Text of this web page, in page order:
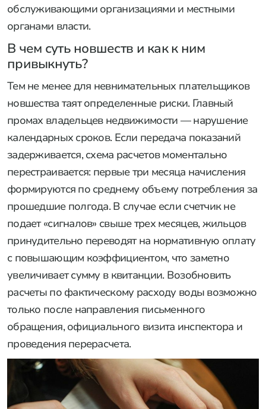
обслуживающими организациями и местными
органами власти.
В чем суть новшеств и как к ним
привыкнуть?
Тем не менее для невнимательных плательщиков
новшества таят определенные риски. Главный
промах владельцев недвижимости — нарушение
календарных сроков. Если передача показаний
задерживается, схема расчетов моментально
перестраивается: первые три месяца начисления
формируются по среднему объему потребления за
прошедшие полгода. В случае если счетчик не
подает «сигналов» свыше трех месяцев, жильцов
принудительно переводят на нормативную оплату
с повышающим коэффициентом, что заметно
увеличивает сумму в квитанции. Возобновить
расчеты по фактическому расходу воды возможно
только после направления письменного
обращения, официального визита инспектора и
проведения перерасчета.